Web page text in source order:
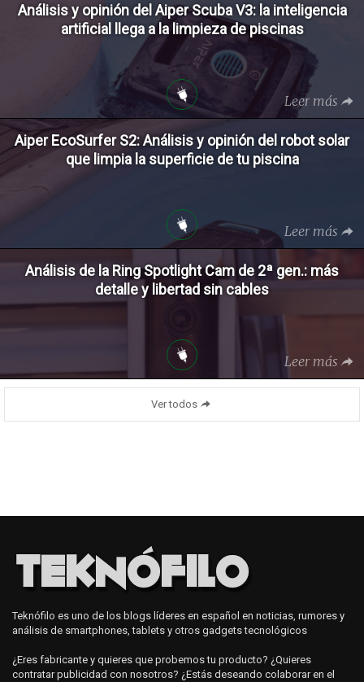
Análisis y opinión del Aiper Scuba V3: la inteligencia
artificial llega a la limpieza de piscinas
Leer más
Aiper EcoSurfer S2: Análisis y opinión del robot solar
que limpia la superficie de tu piscina
Leer más
Análisis de la Ring Spotlight Cam de 2ª gen.: más
detalle y libertad sin cables
Leer más
Ver todos
Teknófilo es uno de los blogs líderes en español en noticias, rumores y
análisis de smartphones, tablets y otros gadgets tecnológicos
¿Eres fabricante y quieres que probemos tu producto? ¿Quieres
contratar publicidad con nosotros? ¿Estás deseando colaborar en el